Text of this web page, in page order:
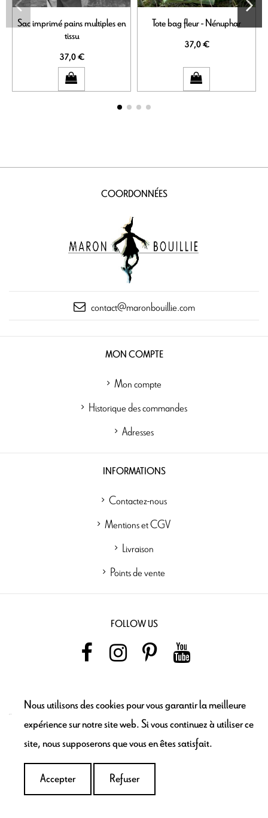
Ajouter au
panier
Sac imprimé pains multiples en
tissu
37,0 €
Tote bag fleur - Nénuphar
37,0 €
COORDONNÉES
contact@maronbouillie.com
MON COMPTE
Mon compte
Historique des commandes
Adresses
INFORMATIONS
Contactez-nous
Mentions et CGV
Livraison
Points de vente
FOLLOW US
Nous utilisons des cookies pour vous garantir la meilleure
expérience sur notre site web. Si vous continuez à utiliser ce
site, nous supposerons que vous en êtes satisfait.
Accepter Refuser